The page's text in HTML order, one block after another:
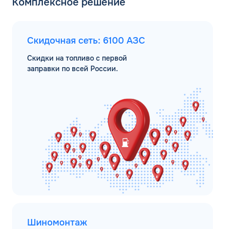
Скидочная сеть: 6100 АЗС
Скидки на топливо с первой
заправки по всей России.
Шиномонтаж